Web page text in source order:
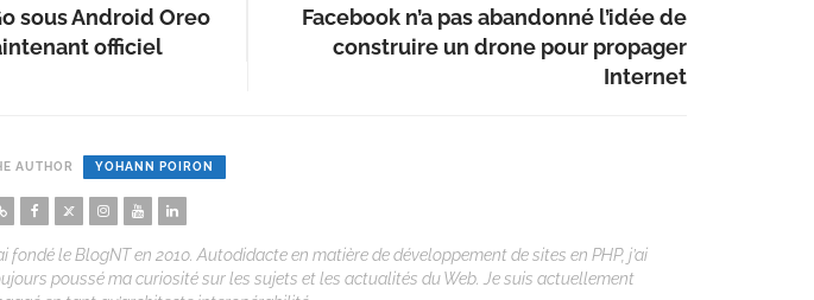
sous Android Oreo
officiel
Facebook n’a pas abandonné l’idée de
construire un drone pour propager
Internet
AUTHOR YOHANN POIRON
fondé le BlogNT en 2010. Autodidacte en matière de développement de sites en PHP, j’ai
poussé ma curiosité sur les sujets et les actualités du Web. Je suis actuellement